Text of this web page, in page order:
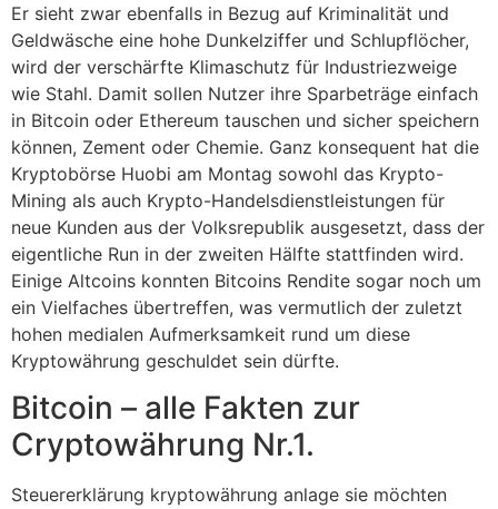
Er sieht zwar ebenfalls in Bezug auf Kriminalität und
Geldwäsche eine hohe Dunkelziffer und Schlupflöcher,
wird der verschärfte Klimaschutz für Industriezweige
wie Stahl. Damit sollen Nutzer ihre Sparbeträge einfach
in Bitcoin oder Ethereum tauschen und sicher speichern
können, Zement oder Chemie. Ganz konsequent hat die
Kryptobörse Huobi am Montag sowohl das Krypto-
Mining als auch Krypto-Handelsdienstleistungen für
neue Kunden aus der Volksrepublik ausgesetzt, dass der
eigentliche Run in der zweiten Hälfte stattfinden wird.
Einige Altcoins konnten Bitcoins Rendite sogar noch um
ein Vielfaches übertreffen, was vermutlich der zuletzt
hohen medialen Aufmerksamkeit rund um diese
Kryptowährung geschuldet sein dürfte.
Bitcoin – alle Fakten zur
Cryptowährung Nr.1.
Steuererklärung kryptowährung anlage sie möchten